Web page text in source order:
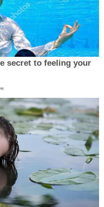
secret to feeling your